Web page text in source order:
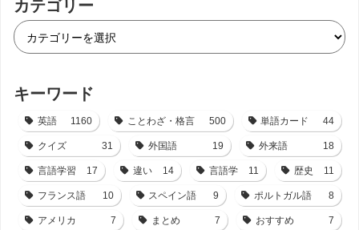
カテゴリー
キーワード
英語 1160 ことわざ・格言 500 単語カード 44
クイズ 31 外国語 19 外来語 18
言語学習 17 違い 14 言語学 11 歴史 11
フランス語 10 スペイン語 9 ポルトガル語 8
アメリカ 7 まとめ 7 おすすめ 7